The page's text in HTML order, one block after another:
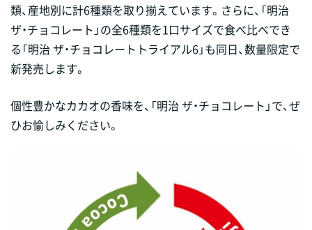
類、産地別に計6種類を取り揃えています。さらに、「明治
ザ・チョコレート」の全6種類を1口サイズで食べ比べでき
る「明治 ザ・チョコレートトライアル6」も同日、数量限定で
新発売します。
個性豊かなカカオの香味を、「明治 ザ・チョコレート」で、ぜ
ひお愉しみください。